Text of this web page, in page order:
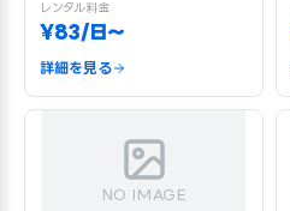
レンタル料金
¥83/日〜
詳細を見る
NO IMAGE